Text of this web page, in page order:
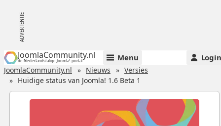
JoomlaCommunity.nl
de Nederlandstalige Joomla!-portal Menu Login
JoomlaCommunity.nl Nieuws
Versies
Huidige status van Joomla! 1.6 Beta 1